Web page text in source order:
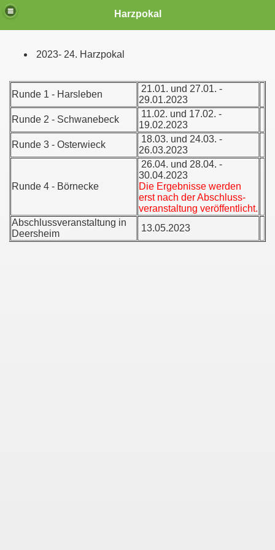
Das Harzpokalschießen
Harzpokal
2023- 24. Harzpokal
Runde 1 - Harsleben
21.01. und 27.01. -
29.01.2023
Runde 2 - Schwanebeck
11.02. und 17.02. -
19.02.2023
Runde 3 - Osterwieck
18.03. und 24.03. -
26.03.2023
Runde 4 - Börnecke
26.04. und 28.04. -
30.04.2023
Die Ergebnisse werden
erst nach der Abschluss-
veranstaltung veröffentlicht.
Abschlussveranstaltung in
Deersheim
13.05.2023